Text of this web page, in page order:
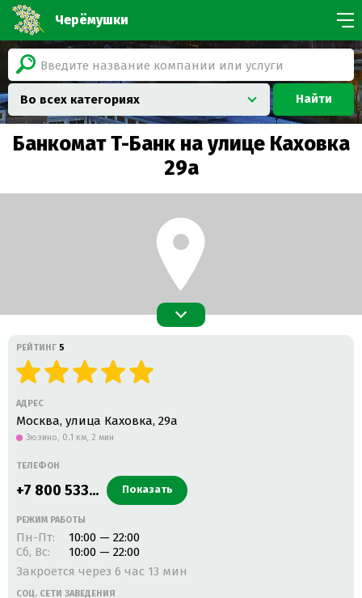
Черёмушки
Найти
Во всех категориях
Банкомат Т-Банк на улице Каховка
29а
РЕЙТИНГ5
АДРЕС
Москва, улица Каховка, 29а
Зюзино, 0.1 км, 2 мин
ТЕЛЕФОН
Показать
+7 800 533...
РЕЖИМ РАБОТЫ
Пн-Пт:
10:00 — 22:00
Сб, Вс:
10:00 — 22:00
Закроется через 6 час 13 мин
СОЦ. СЕТИ ЗАВЕДЕНИЯ